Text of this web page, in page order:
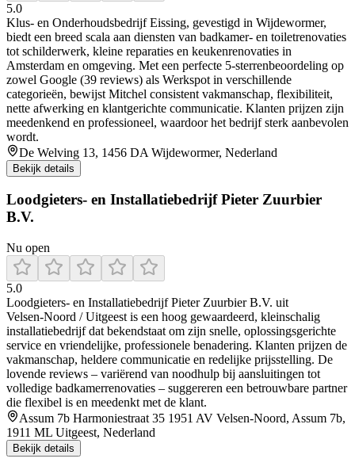
5.0
Klus‑ en Onderhoudsbedrijf Eissing, gevestigd in Wijdewormer,
biedt een breed scala aan diensten van badkamer- en toiletrenovaties
tot schilderwerk, kleine reparaties en keukenrenovaties in
Amsterdam en omgeving. Met een perfecte 5-sterrenbeoordeling op
zowel Google (39 reviews) als Werkspot in verschillende
categorieën, bewijst Mitchel consistent vakmanschap, flexibiliteit,
nette afwerking en klantgerichte communicatie. Klanten prijzen zijn
meedenkend en professioneel, waardoor het bedrijf sterk aanbevolen
wordt.
De Welving 13, 1456 DA Wijdewormer, Nederland
Bekijk details
Loodgieters- en Installatiebedrijf Pieter Zuurbier
B.V.
Nu open
5.0
Loodgieters‑ en Installatiebedrijf Pieter Zuurbier B.V. uit
Velsen‑Noord / Uitgeest is een hoog gewaardeerd, kleinschalig
installatiebedrijf dat bekendstaat om zijn snelle, oplossingsgerichte
service en vriendelijke, professionele benadering. Klanten prijzen de
vakmanschap, heldere communicatie en redelijke prijsstelling. De
lovende reviews – variërend van noodhulp bij aansluitingen tot
volledige badkamerrenovaties – suggereren een betrouwbare partner
die flexibel is en meedenkt met de klant.
Assum 7b Harmoniestraat 35 1951 AV Velsen-Noord, Assum 7b,
1911 ML Uitgeest, Nederland
Bekijk details